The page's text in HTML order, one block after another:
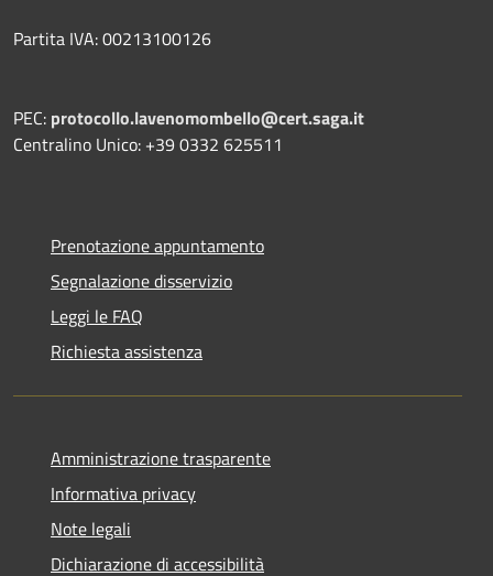
Partita IVA: 00213100126
PEC: protocollo.lavenomombello@cert.saga.it
Centralino Unico: +39 0332 625511
Prenotazione appuntamento
Segnalazione disservizio
Leggi le FAQ
Richiesta assistenza
Amministrazione trasparente
Informativa privacy
Note legali
Dichiarazione di accessibilità